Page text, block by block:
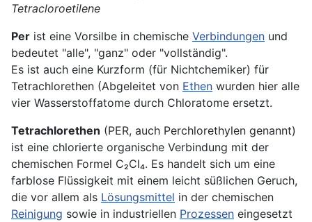
Tetracloroetilene
Per ist eine Vorsilbe in chemische Verbindungen und
bedeutet "alle", "ganz" oder "vollständig".
Es ist auch eine Kurzform (für Nichtchemiker) für
Tetrachlorethen (Abgeleitet von Ethen wurden hier alle
vier Wasserstoffatome durch Chloratome ersetzt.
Tetrachlorethen (PER, auch Perchlorethylen genannt)
ist eine chlorierte organische Verbindung mit der
chemischen Formel C₂Cl₄. Es handelt sich um eine
farblose Flüssigkeit mit einem leicht süßlichen Geruch,
die vor allem als Lösungsmittel in der chemischen
Reinigung sowie in industriellen Prozessen eingesetzt